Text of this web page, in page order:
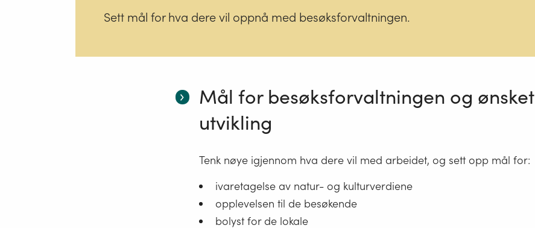
Sett mål for hva dere vil oppnå med besøksforvaltningen.
Mål for besøksforvaltningen og ønsket
utvikling
Tenk nøye igjennom hva dere vil med arbeidet, og sett opp mål for:
ivaretagelse av natur- og kulturverdiene
opplevelsen til de besøkende
bolyst for de lokale